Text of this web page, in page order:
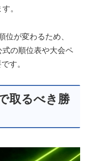
。
位が変わるため、
の順位表や大会ペ
す。
取るべき勝